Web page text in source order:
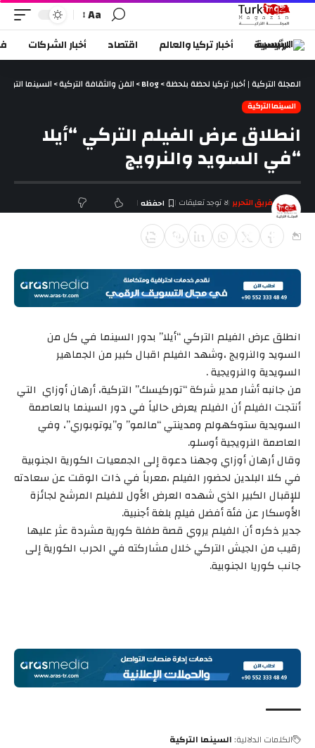
Aa
الرئيسية أخبار تركيا والعالم اقتصاد أخبار الشركات
المجلة التركية | أخبار تركيا لحظة بلحظة>
Blog
>الفن والثقافة التركية>السينما التركية
السينما التركية
انطلاق عرض الفيلم التركي “أيلا
“في السويد والنرويج
آخر تحديث ديسمبر 30, 2017 5:36 م
فريق التحرير لا توجد تعليقات
انطلق عرض الفيلم التركي “أيلا” بدور السينما في كل من
السويد والنرويج ،وشهد الفيلم اقبال كبير من الجماهير
السويدية والنرويجية .
من جانبه أشار مدير شركة “توركيسك” التركية، أرهان أوزاي التي
أنتجت الفيلم أن الفيلم يعرض حالياً في دور السينما بالعاصمة
السويدية ستوكهولم ومدينتي “مالمو” و”يوتوبوري”، وفي
العاصمة النرويجية أوسلو.
وقال أرهان أوزاي وجهنا دعوة إلى الجمعيات الكورية الجنوبية
في كلا البلدين لحضور الفيلم ،معرباً في ذات الوقت عن سعادته
للإقبال الكبير الذي شهده العرض الأول للفيلم المرشح لجائزة
الأوسكار عن فئة أفضل فيلمٍ بلغة أجنبية.
جدير ذكره أن الفيلم يروي قصة طفلة كورية مشردة عثر عليها
رقيب من الجيش التركي خلال مشاركته في الحرب الكورية إلى
جانب كوريا الجنوبية.
الكلمات الدلالية: السينما التركية